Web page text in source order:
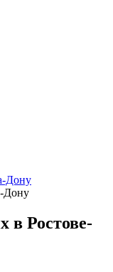
Дону
Дону
в Ростове-